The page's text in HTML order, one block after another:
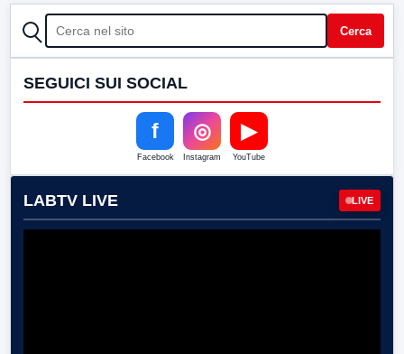
CERCA Cerca
SEGUICI SUI SOCIAL
f
Facebook
◎
Instagram
▶
YouTube
LABTV LIVE LIVE